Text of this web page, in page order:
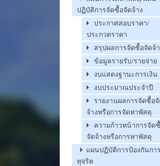
ปฏิบัติการจัดซื้อจัดจ้าง
ประกาศสอบราคา/
ประกวดราคา
สรุปผลการจัดซื้อจัดจ้า
ข้อมูลรายรับ/รายจ่าย
งบแสดงฐานะการเงิน
งบประมาณประจำปี
รายงานผลการจัดซื้อจั
จ้างหรือการจัดหาพัสดุ
ความก้าวหน้าการจัด
จัดจ้างหรือการหาพัสดุ
แผนปฏิบัติการป้องกันการ
ทุจริต